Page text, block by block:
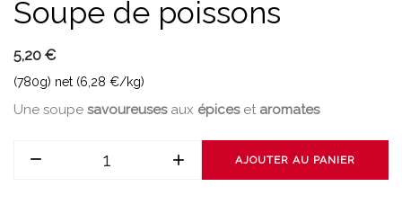
Soupe de poissons
5,20 €
(780g) net (6,28 €/kg)
Une soupe savoureusesaux épiceset aromates
AJOUTER AU PANIER